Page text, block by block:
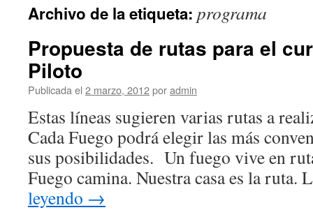
Archivo de la etiqueta: programa
Propuesta de rutas para el
Piloto
Publicada el 2 marzo, 2012poradmin
Estas líneas sugieren varias rutas a
Cada Fuego podrá elegir las más
sus posibilidades. Un fuego vive en
Fuego camina. Nuestra casa es la
leyendo →